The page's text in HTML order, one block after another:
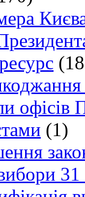
офісів
(1)